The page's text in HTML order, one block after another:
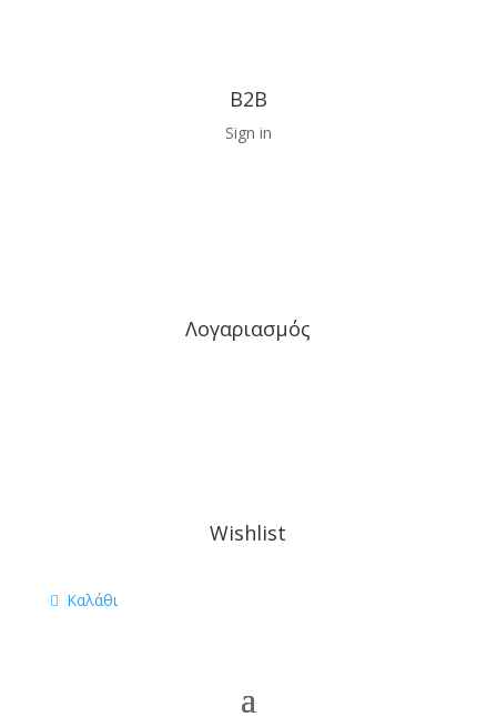
B2B
Sign in
Λογαριασμός
Wishlist
Καλάθι